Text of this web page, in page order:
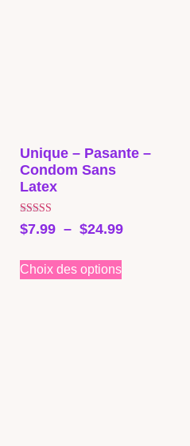
Unique – Pasante –
Condom Sans
Latex
Note
4.33
$7.99 – $24.99
Choix des options